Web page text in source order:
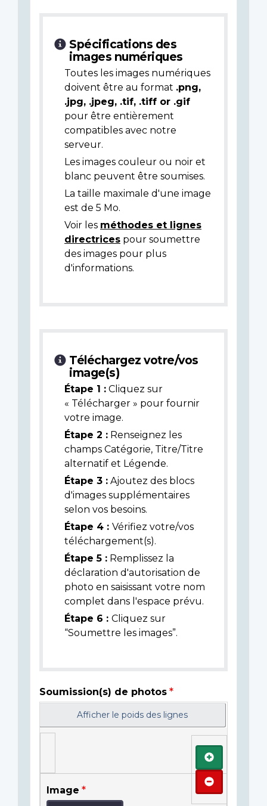
Spécifications des
images numériques
Toutes les images numériques
doivent être au format .png,
.jpg, .jpeg, .tif, .tiff or .gif
pour être entièrement
compatibles avec notre
serveur.
Les images couleur ou noir et
blanc peuvent être soumises.
La taille maximale d'une image
est de 5 Mo.
Voir les méthodes et lignes
directrices pour soumettre
des images pour plus
d'informations.
Téléchargez votre/vos
image(s)
Étape 1 : Cliquez sur
« Télécharger » pour fournir
votre image.
Étape 2 : Renseignez les
champs Catégorie, Titre/Titre
alternatif et Légende.
Étape 3 : Ajoutez des blocs
d'images supplémentaires
selon vos besoins.
Étape 4 : Vérifiez votre/vos
téléchargement(s).
Étape 5 : Remplissez la
déclaration d'autorisation de
photo en saisissant votre nom
complet dans l'espace prévu.
Étape 6 : Cliquez sur
“Soumettre les images”.
Soumission(s) de photos
Afficher le poids des lignes
Image
Ajouter
Retirer